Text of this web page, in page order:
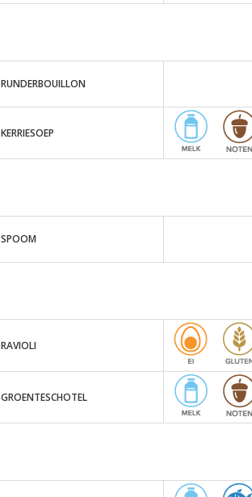
RUNDERBOUILLON
KERRIESOEP
SPOOM
RAVIOLI
GROENTESCHOTEL